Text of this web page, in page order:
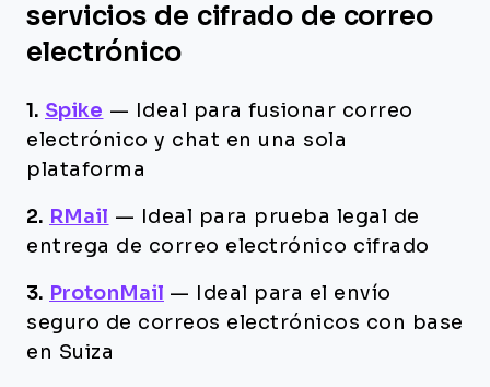
servicios de cifrado de correo
electrónico
1. Spike —
Ideal para fusionar correo
electrónico y chat en una sola
plataforma
2. RMail —
Ideal para prueba legal de
entrega de correo electrónico cifrado
3. ProtonMail —
Ideal para el envío
seguro de correos electrónicos con base
en Suiza